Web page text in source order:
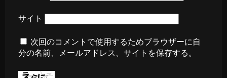
サイト
次回のコメントで使用するためブラウザーに自
分の名前、メールアドレス、サイトを保存する。